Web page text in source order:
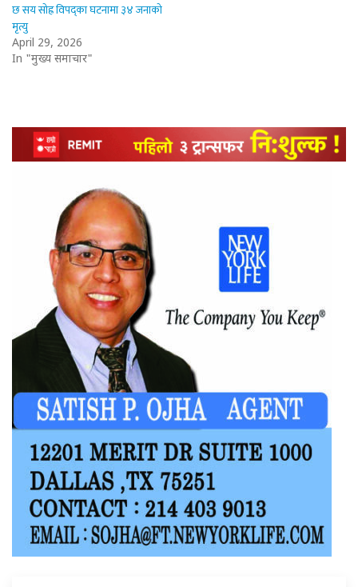
छ सय सोह्र विपद्का घटनामा ३४ जनाको
मृत्यु
April 29, 2026
In "मुख्य समाचार"